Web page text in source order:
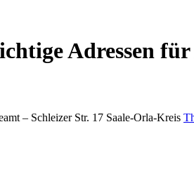
Adressen
– Schleizer Str. 17 Saale-Orla-Kreis